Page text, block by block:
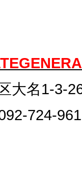
大名1-3-
724-